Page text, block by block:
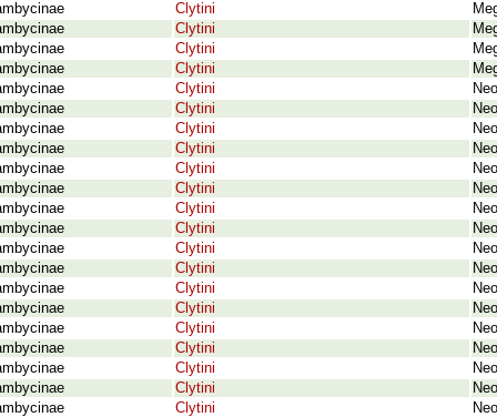
Clytini
Clytini
Clytini
Clytini
Clytini
Clytini
Clytini
Clytini
Clytini
Clytini
Clytini
Clytini
Clytini
Clytini
Clytini
Clytini
Clytini
Clytini
Clytini
Clytini
Clytini